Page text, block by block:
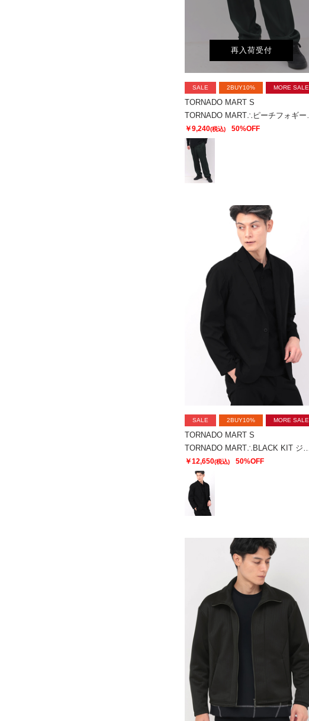
再入荷受付
SALE 2BUY10% MORE SALE
TORNADO MART S
￥9,240(税込) 50%OFF
SALE 2BUY10% MORE SALE
TORNADO MART S
￥12,650(税込) 50%OFF